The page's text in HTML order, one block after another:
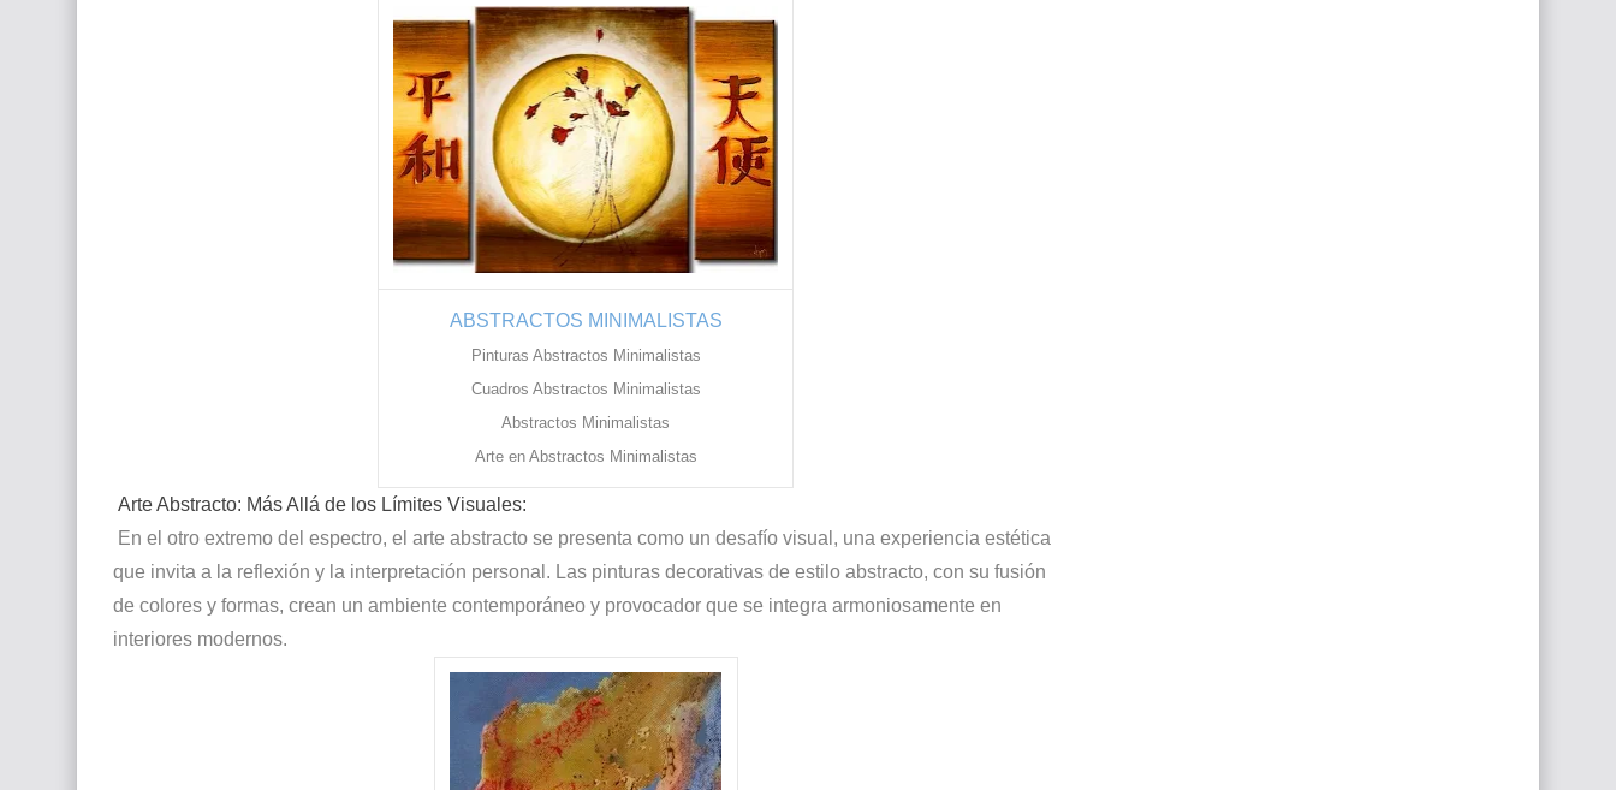
ABSTRACTOS MINIMALISTAS
Pinturas Abstractos Minimalistas
Cuadros Abstractos Minimalistas
Abstractos Minimalistas
Arte en Abstractos Minimalistas
Arte Abstracto: Más Allá de los Límites Visuales:
En el otro extremo del espectro, el arte abstracto se presenta como un desafío visual, una experiencia estética
que invita a la reflexión y la interpretación personal. Las pinturas decorativas de estilo abstracto, con su fusión
de colores y formas, crean un ambiente contemporáneo y provocador que se integra armoniosamente en
interiores modernos.